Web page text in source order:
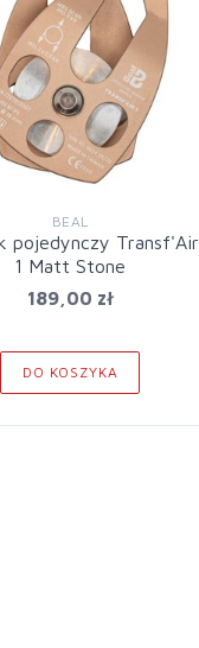
BEAL
pojedynczy Transf'Air
1 Matt Stone
189,00 zł
DO KOSZYKA